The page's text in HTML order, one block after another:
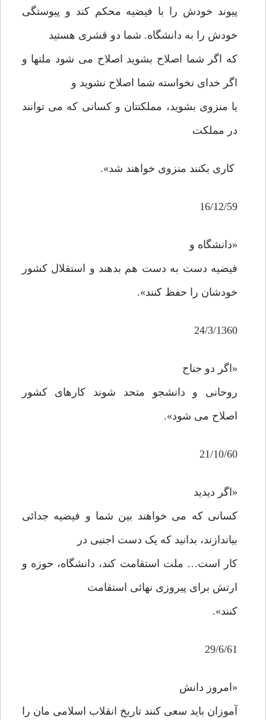
پیوند خودش را با فیضیه محکم کند و پیوستگی
خودش را به دانشگاه. شما دو قشری هستید
که اگر شما اصلاح بشوید اصلاح می شود ملتها و
اگر خدای نخواسته شما اصلاح نشوید و
یا منزوی بشوید، مملکتتان و کسانی که می توانند
در مملکت
کاری بکنند منزوی خواهند شد».
16/12/59
«دانشگاه و
فیضیه دست به دست هم بدهند و استقلال کشور
خودشان را حفظ کنند».
24/3/1360
«اگر دو جناح
روحانی و دانشجو متحد شوند کارهای کشور
اصلاح می شود».
21/10/60
«اگر دیدید
کسانی که می خواهند بین شما و فیضیه جدائی
بیاندازند، بدانید که یک دست اجنبی در
کار است… ملت استقامت کند، دانشگاه، حوزه و
ارتش برای پیروزی نهائی استقامت
کنند».
29/6/61
«امروز دانش
آموزان باید سعی کنند تاریخ انقلاب اسلامی مان را